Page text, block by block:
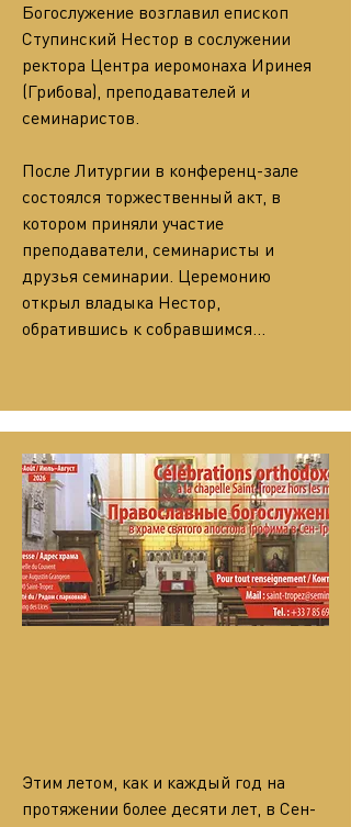
Богослужение возглавил епископ
Ступинский Нестор в сослужении
ректора Центра иеромонаха Иринея
(Грибова), преподавателей и
семинаристов.
После Литургии в конференц-зале
состоялся торжественный акт, в
котором приняли участие
преподаватели, семинаристы и
друзья семинарии. Церемонию
открыл владыка Нестор,
обратившись к собравшимся…
Этим летом, как и каждый год на
протяжении более десяти лет, в Сен-